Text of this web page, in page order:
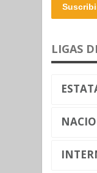
LIGAS